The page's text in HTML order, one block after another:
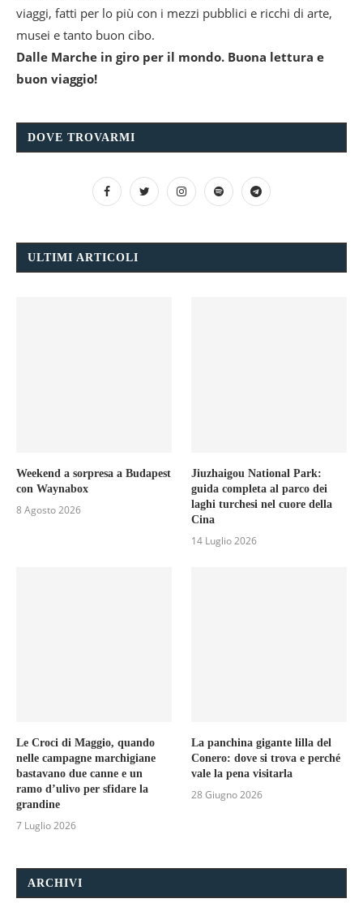
viaggi, fatti per lo più con i mezzi pubblici e ricchi di arte,
musei e tanto buon cibo.
Dalle Marche in giro per il mondo. Buona lettura e
buon viaggio!
DOVE TROVARMI
ULTIMI ARTICOLI
Weekend a sorpresa a Budapest
con Waynabox
8 Agosto 2026
Jiuzhaigou National Park:
guida completa al parco dei
laghi turchesi nel cuore della
Cina
14 Luglio 2026
Le Croci di Maggio, quando
nelle campagne marchigiane
bastavano due canne e un
ramo d’ulivo per sfidare la
grandine
7 Luglio 2026
La panchina gigante lilla del
Conero: dove si trova e perché
vale la pena visitarla
28 Giugno 2026
ARCHIVI